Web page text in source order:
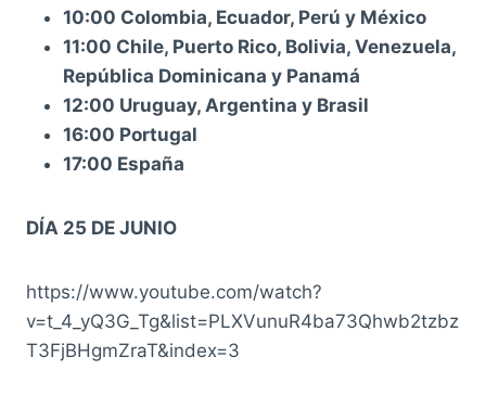
10:00 Colombia, Ecuador, Perú y México
11:00 Chile, Puerto Rico, Bolivia, Venezuela,
República Dominicana y Panamá
12:00 Uruguay, Argentina y Brasil
16:00 Portugal
17:00 España
DÍA 25 DE JUNIO
https://www.youtube.com/watch?
v=t_4_yQ3G_Tg&list=PLXVunuR4ba73Qhwb2tzbz
T3FjBHgmZraT&index=3